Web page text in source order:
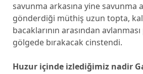
savunma arkasına yine savunma
gönderdiği müthiş uzun topta,
bacaklarının arasından
gölgede bırakacak cinstendi.
Huzur içinde izlediğimiz nadir